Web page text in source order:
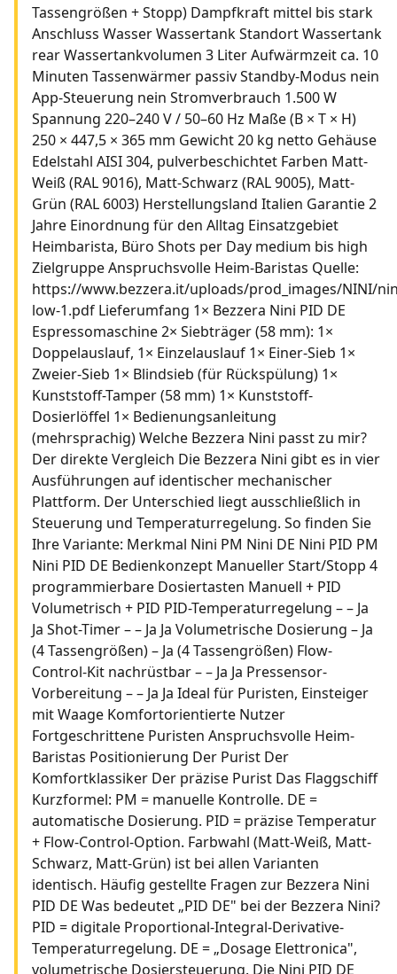
Tassengrößen + Stopp) Dampfkraft mittel bis stark
Anschluss Wasser Wassertank Standort Wassertank
rear Wassertankvolumen 3 Liter Aufwärmzeit ca. 10
Minuten Tassenwärmer passiv Standby-Modus nein
App-Steuerung nein Stromverbrauch 1.500 W
Spannung 220–240 V / 50–60 Hz Maße (B × T × H)
250 × 447,5 × 365 mm Gewicht 20 kg netto Gehäuse
Edelstahl AISI 304, pulverbeschichtet Farben Matt-
Weiß (RAL 9016), Matt-Schwarz (RAL 9005), Matt-
Grün (RAL 6003) Herstellungsland Italien Garantie 2
Jahre Einordnung für den Alltag Einsatzgebiet
Heimbarista, Büro Shots per Day medium bis high
Zielgruppe Anspruchsvolle Heim-Baristas Quelle:
https://www.bezzera.it/uploads/prod_images/NINI/
low-1.pdf Lieferumfang 1× Bezzera Nini PID DE
Espressomaschine 2× Siebträger (58 mm): 1×
Doppelauslauf, 1× Einzelauslauf 1× Einer-Sieb 1×
Zweier-Sieb 1× Blindsieb (für Rückspülung) 1×
Kunststoff-Tamper (58 mm) 1× Kunststoff-
Dosierlöffel 1× Bedienungsanleitung
(mehrsprachig) Welche Bezzera Nini passt zu mir?
Der direkte Vergleich Die Bezzera Nini gibt es in vier
Ausführungen auf identischer mechanischer
Plattform. Der Unterschied liegt ausschließlich in
Steuerung und Temperaturregelung. So finden Sie
Ihre Variante: Merkmal Nini PM Nini DE Nini PID PM
Nini PID DE Bedienkonzept Manueller Start/Stopp 4
programmierbare Dosiertasten Manuell + PID
Volumetrisch + PID PID-Temperaturregelung – – Ja
Ja Shot-Timer – – Ja Ja Volumetrische Dosierung – Ja
(4 Tassengrößen) – Ja (4 Tassengrößen) Flow-
Control-Kit nachrüstbar – – Ja Ja Pressensor-
Vorbereitung – – Ja Ja Ideal für Puristen, Einsteiger
mit Waage Komfortorientierte Nutzer
Fortgeschrittene Puristen Anspruchsvolle Heim-
Baristas Positionierung Der Purist Der
Komfortklassiker Der präzise Purist Das Flaggschiff
Kurzformel: PM = manuelle Kontrolle. DE =
automatische Dosierung. PID = präzise Temperatur
+ Flow-Control-Option. Farbwahl (Matt-Weiß, Matt-
Schwarz, Matt-Grün) ist bei allen Varianten
identisch. Häufig gestellte Fragen zur Bezzera Nini
PID DE Was bedeutet „PID DE" bei der Bezzera Nini?
PID = digitale Proportional-Integral-Derivative-
Temperaturregelung. DE = „Dosage Elettronica",
volumetrische Dosiersteuerung. Die Nini PID DE